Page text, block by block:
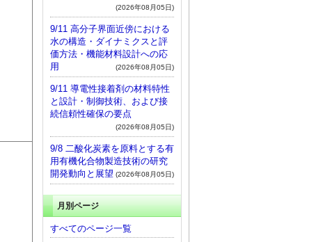
(2026年08月05日)
9/11 高分子界面近傍における
水の構造・ダイナミクスと評
価方法・機能材料設計への応
用
(2026年08月05日)
9/11 導電性接着剤の材料特性
と設計・制御技術、および接
続信頼性確保の要点
(2026年08月05日)
9/8 二酸化炭素を原料とする有
用有機化合物製造技術の研究
開発動向と展望 (2026年08月05日)
月別ページ
すべてのページ一覧